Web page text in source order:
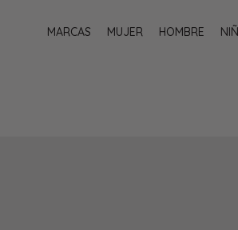
MARCAS MUJER HOMBRE